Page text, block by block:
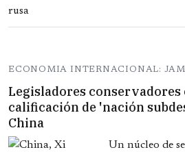
ECONOMIA INTERNACIONAL:
Legisladores conservadores
calificación de 'nación
China
Un núcleo de